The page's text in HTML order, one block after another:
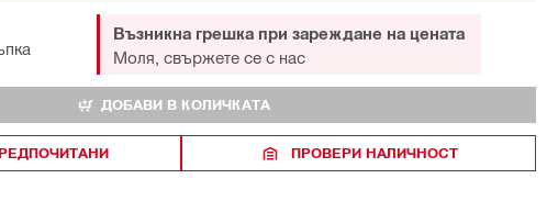
Възникна грешка при зареждане на цената
Моля, свържете се с нас
ДОБАВИ В КОЛИЧКАТА
ПРОВЕРИ НАЛИЧНОСТ